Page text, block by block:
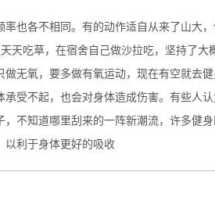
各不相同。有的动作适自从来了山大
天吃草，在宿舍自己做沙拉吃，坚持了大
无氧，要多做有氧运动，现在有空就去
受不起，也会对身体造成伤害。有些人
不知道哪里刮来的一阵新潮流，许多健
利于身体更好的吸收